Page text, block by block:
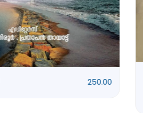
250.00